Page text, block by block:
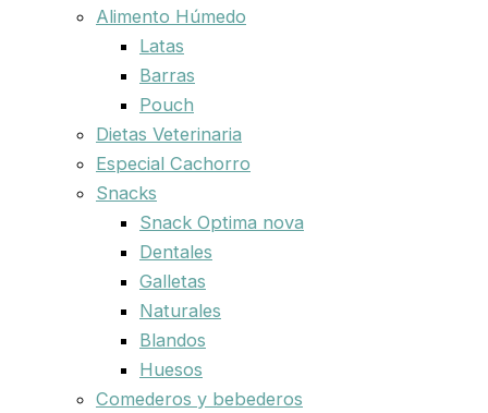
Alimento Húmedo
Latas
Barras
Pouch
Dietas Veterinaria
Especial Cachorro
Snacks
Snack Optima nova
Dentales
Galletas
Naturales
Blandos
Huesos
Comederos y bebederos